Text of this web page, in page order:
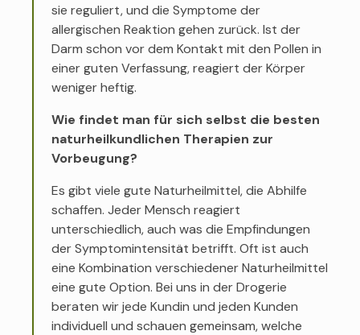
sie reguliert, und die Symptome der
allergischen Reaktion gehen zurück. Ist der
Darm schon vor dem Kontakt mit den Pollen in
einer guten Verfassung, reagiert der Körper
weniger heftig.
Wie findet man für sich selbst die besten
naturheilkundlichen Therapien zur
Vorbeugung?
Es gibt viele gute Naturheilmittel, die Abhilfe
schaffen. Jeder Mensch reagiert
unterschiedlich, auch was die Empfindungen
der Symptomintensität betrifft. Oft ist auch
eine Kombination verschiedener Naturheilmittel
eine gute Option. Bei uns in der Drogerie
beraten wir jede Kundin und jeden Kunden
individuell und schauen gemeinsam, welche